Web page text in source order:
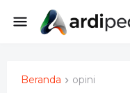
Beranda opini